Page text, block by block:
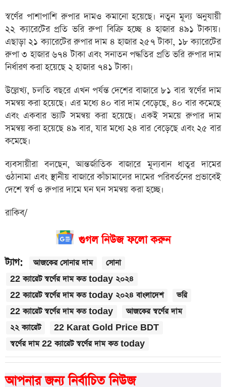
স্বর্ণের পাশাপাশি রুপার দামও কমানো হয়েছে। নতুন মূল্য অনুযায়ী
২২ ক্যারেটের প্রতি ভরি রুপা বিক্রি হচ্ছে ৪ হাজার ৪৯১ টাকায়।
এছাড়া ২১ ক্যারেটের রুপার দাম ৪ হাজার ২৫৭ টাকা, ১৮ ক্যারেটের
রুপা ৩ হাজার ৬৭৪ টাকা এবং সনাতন পদ্ধতির প্রতি ভরি রুপার দাম
নির্ধারণ করা হয়েছে ২ হাজার ৭৪১ টাকা।
উল্লেখ্য, চলতি বছরে এখন পর্যন্ত দেশের বাজারে ৮১ বার স্বর্ণের দাম
সমন্বয় করা হয়েছে। এর মধ্যে ৪০ বার দাম বেড়েছে, ৪০ বার কমেছে
এবং একবার ভ্যাট সমন্বয় করা হয়েছে। একই সময়ে রুপার দাম
সমন্বয় করা হয়েছে ৪৯ বার, যার মধ্যে ২৪ বার বেড়েছে এবং ২৫ বার
কমেছে।
ব্যবসায়ীরা বলছেন, আন্তর্জাতিক বাজারে মূল্যবান ধাতুর দামের
ওঠানামা এবং স্থানীয় বাজারে কাঁচামালের দামের পরিবর্তনের প্রভাবেই
দেশে স্বর্ণ ও রুপার দামে ঘন ঘন সমন্বয় করা হচ্ছে।
রাকিব/
গুগল নিউজ ফলো করুন
ট্যাগ: আজকের সোনার দাম
সোনা
22 ক্যারেট স্বর্ণের দাম কত today ২০২৪
22 ক্যারেট স্বর্ণের দাম কত today ২০২৪ বাংলাদেশ
ভরি
22 ক্যারেট স্বর্ণের দাম কত today
আজকের স্বর্ণের দাম
২২ ক্যারেট
22 Karat Gold Price BDT
স্বর্ণের দাম 22 ক্যারেট স্বর্ণের দাম কত today
আপনার জন্য নির্বাচিত নিউজ